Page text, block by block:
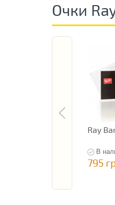
Очки
Ray
В
795